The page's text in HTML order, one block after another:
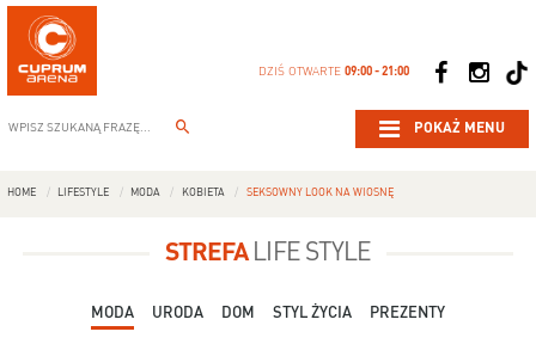
DZIŚ OTWARTE09:00 - 21:00
POKAŻ MENU
HOME LIFESTYLE MODA KOBIETA SEKSOWNY LOOK NA WIOSNĘ
STREFALIFE STYLE
MODA URODA DOM STYL ŻYCIA PREZENTY